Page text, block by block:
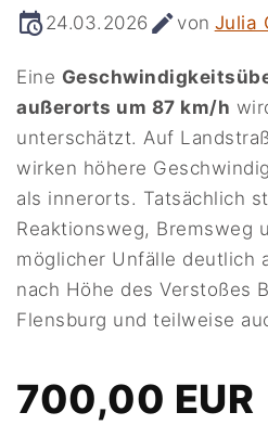
24.03.2026 von Julia
Eine
außerorts um 87 km/h
unterschätzt. Auf
wirken höhere
als innerorts. Tatsächlich
Reaktionsweg, Bremsweg
möglicher Unfälle deutlich
nach Höhe des Verstoßes
Flensburg und teilweise
700,00 EUR